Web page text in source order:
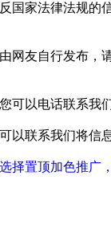
国家法律法规
网友自行发布
可以电话联系我
以联系我们将信
择置顶加色推广